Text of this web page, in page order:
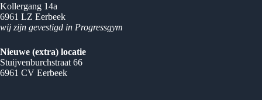
Kollergang 14a
6961 LZ Eerbeek
wij zijn gevestigd in Progressgym
Nieuwe (extra) locatie
Stuijvenburchstraat 66
6961 CV Eerbeek